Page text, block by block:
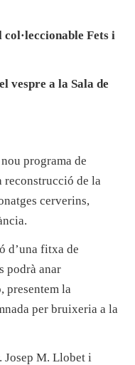
Fets i
vespre a la Sala de
programa de
de la
cerverins,
d’una fitxa de
podrà anar
presentem la
per bruixeria a la
Josep M. Llobet i